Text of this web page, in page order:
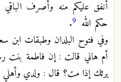
أنفق عليكم منه وأصرف
حكم الله 9
.
وفي فتوح البلدان وطبقات ابن
أم هاني قالت : إن فاطمة بنت
يرثك إذا مت؟ قال : ولدي وأهلي